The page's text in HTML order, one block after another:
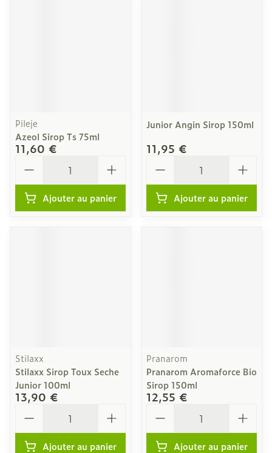
Pileje
Azeol Sirop Ts 75ml
11,60 €
Ajouter au panier
Junior Angin Sirop 150ml
11,95 €
Ajouter au panier
Stilaxx
Stilaxx Sirop Toux Seche
Junior 100ml
13,90 €
Ajouter au panier
Pranarom
Pranarom Aromaforce Bio
Sirop 150ml
12,55 €
Ajouter au panier